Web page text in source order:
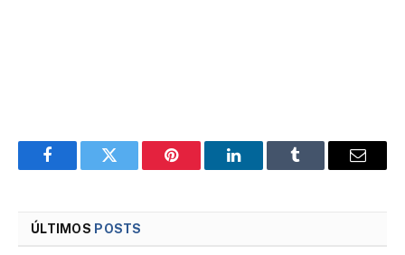
FacebookTwitter Pinterest LinkedInTumblr Email
ÚLTIMOS POSTS